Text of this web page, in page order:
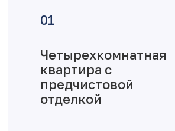
Четырехкомнатная
квартира с
предчистовой
отделкой